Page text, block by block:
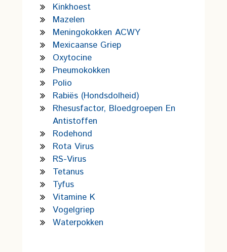
Kinkhoest
Mazelen
Meningokokken ACWY
Mexicaanse Griep
Oxytocine
Pneumokokken
Polio
Rabiës (hondsdolheid)
Rhesusfactor, Bloedgroepen En
Antistoffen
Rodehond
Rota Virus
RS-Virus
Tetanus
Tyfus
Vitamine K
Vogelgriep
Waterpokken